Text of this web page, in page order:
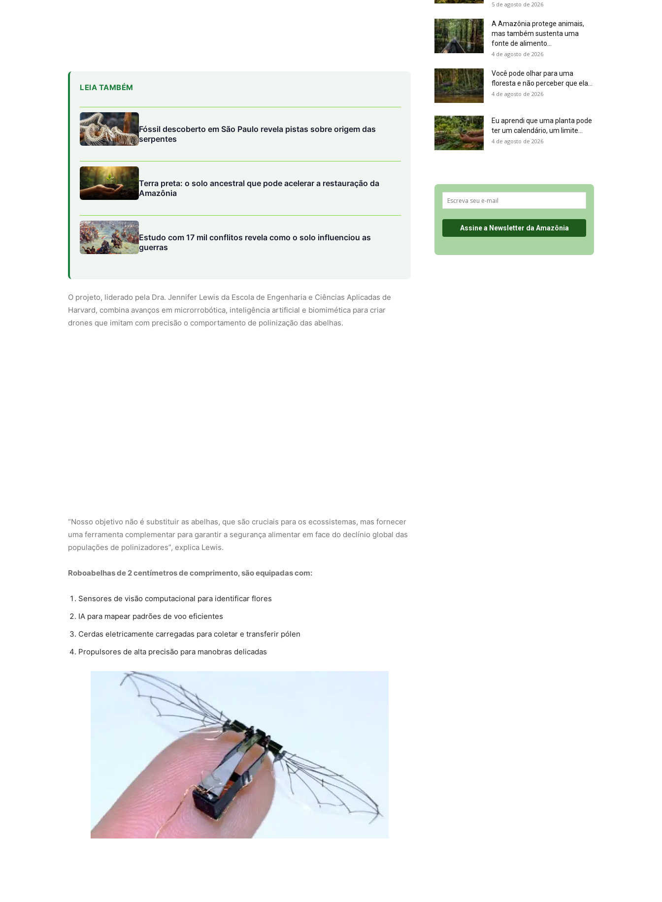
LEIA TAMBÉM
Fóssil descoberto em São Paulo revela pistas sobre origem das
serpentes
Terra preta: o solo ancestral que pode acelerar a restauração da
Amazônia
Estudo com 17 mil conflitos revela como o solo influenciou as
guerras
O projeto, liderado pela Dra. Jennifer Lewis da Escola de Engenharia e Ciências Aplicadas de
Harvard, combina avanços em microrrobótica, inteligência artificial e biomimética para criar
drones que imitam com precisão o comportamento de polinização das abelhas.
“Nosso objetivo não é substituir as abelhas, que são cruciais para os ecossistemas, mas fornecer
uma ferramenta complementar para garantir a segurança alimentar em face do declínio global das
populações de polinizadores”, explica Lewis.
Roboabelhas de 2 centímetros de comprimento, são equipadas com:
Sensores de visão computacional para identificar flores
IA para mapear padrões de voo eficientes
Cerdas eletricamente carregadas para coletar e transferir pólen
Propulsores de alta precisão para manobras delicadas
5 de agosto de 2026
A Amazônia protege animais,
mas também sustenta uma
fonte de alimento...
4 de agosto de 2026
Você pode olhar para uma
floresta e não perceber que ela...
4 de agosto de 2026
Eu aprendi que uma planta pode
ter um calendário, um limite...
4 de agosto de 2026